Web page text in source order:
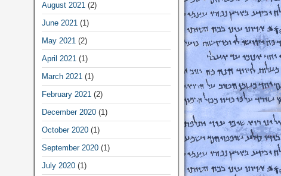
August 2021(2)
June 2021(1)
May 2021(2)
April 2021(1)
March 2021(1)
February 2021(2)
December 2020(1)
October 2020(1)
September 2020(1)
July 2020(1)